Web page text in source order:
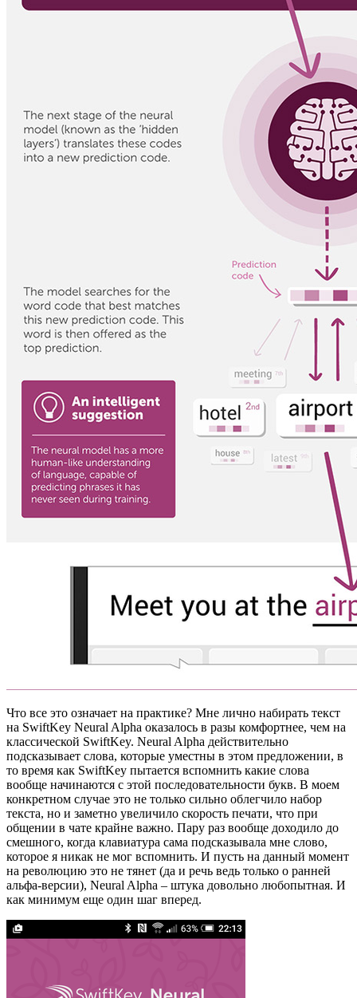
Что все это означает на практике? Мне лично набирать текст
на SwiftKey Neural Alpha оказалось в разы комфортнее, чем на
классической SwiftKey. Neural Alpha действительно
подсказывает слова, которые уместны в этом предложении, в
то время как SwiftKey пытается вспомнить какие слова
вообще начинаются с этой последовательности букв. В моем
конкретном случае это не только сильно облегчило набор
текста, но и заметно увеличило скорость печати, что при
общении в чате крайне важно. Пару раз вообще доходило до
смешного, когда клавиатура сама подсказывала мне слово,
которое я никак не мог вспомнить. И пусть на данный момент
на революцию это не тянет (да и речь ведь только о ранней
альфа-версии), Neural Alpha – штука довольно любопытная. И
как минимум еще один шаг вперед.